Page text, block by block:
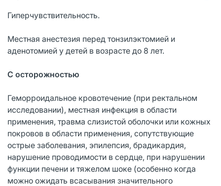
Гиперчувствительность.
Местная анестезия перед тонзилэктомией и
аденотомией у детей в возрасте до 8 лет.
С осторожностью
Геморроидальное кровотечение (при ректальном
исследовании), местная инфекция в области
применения, травма слизистой оболочки или кожных
покровов в области применения, сопутствующие
острые заболевания, эпилепсия, брадикардия,
нарушение проводимости в сердце, при нарушении
функции печени и тяжелом шоке (особенно когда
можно ожидать всасывания значительного